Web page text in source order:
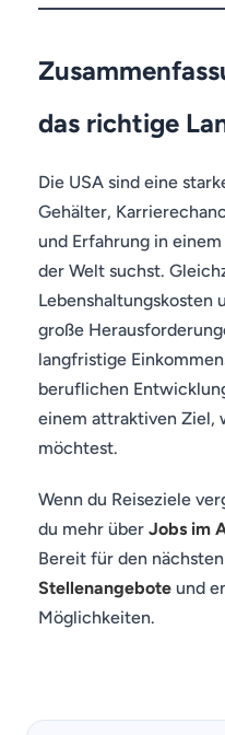
das richtige
Die USA sind eine
Gehälter,
und Erfahrung in
der Welt suchst.
Lebenshaltungskosten
große
langfristige
beruflichen
einem attraktiven Ziel,
möchtest.
Wenn du Reiseziele
du mehr über Jobs im
Bereit für den
Stellenangebote und
Möglichkeiten.